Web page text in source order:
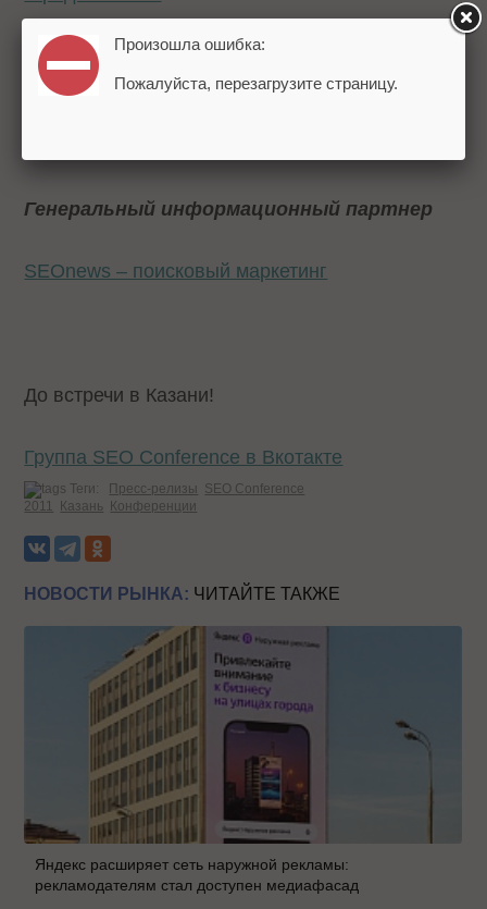
Экспертная поддержка
Генеральный информационный партнер
SEOnews – поисковый маркетинг
До встречи в Казани!
Группа SEO Conference в Вкотакте
Теги: Пресс-релизы SEO Conference
2011
Казань Конференции
НОВОСТИ РЫНКА: ЧИТАЙТЕ ТАКЖЕ
Яндекс расширяет сеть наружной рекламы:
рекламодателям стал доступен медиафасад
Произошла ошибка:
Пожалуйста, перезагрузите страницу.